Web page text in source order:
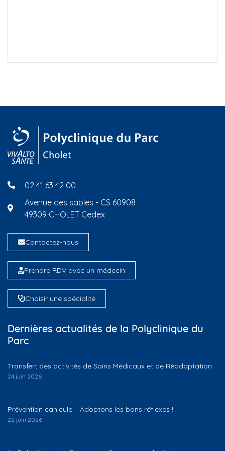
02 41 63 42 00
Avenue des sables - CS 60908
49309 CHOLET Cedex
Contactez-nous
Prendre RDV avec un médecin
Choisir une spécialité
Dernières actualités de la Polyclinique du
Parc
Transfert des activités de Soins Médicaux et de Réadaptation
24 juin 2026
Prévention canicule – Adoptons les bons réflexes !
22 juin 2026